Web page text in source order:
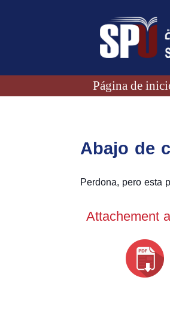
Página de
Abajo de
Perdona, pero esta
Attachement